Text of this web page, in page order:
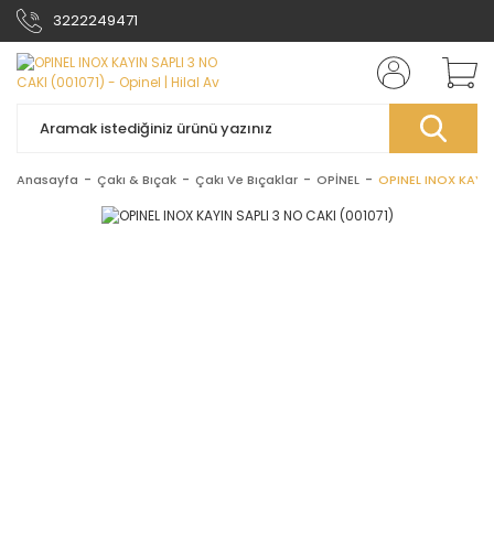
3222249471
Anasayfa Çakı & Bıçak Çakı Ve Bıçaklar OPİNEL OPINEL INOX